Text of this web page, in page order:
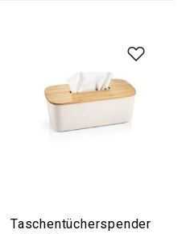
Taschentücherspender